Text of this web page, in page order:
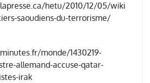
hetu/2010/12/05/wiki
saoudiens-du-terrorisme/
monde/1430219-
allemand-accuse-qatar-
irak